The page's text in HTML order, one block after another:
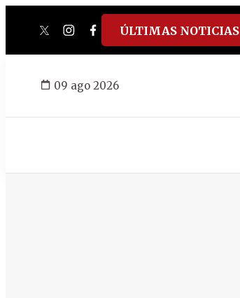
twitterinstagram
facebook
tiktokyoutube
spotify
ÚLTIMAS NOTICIAS
09 ago 2026